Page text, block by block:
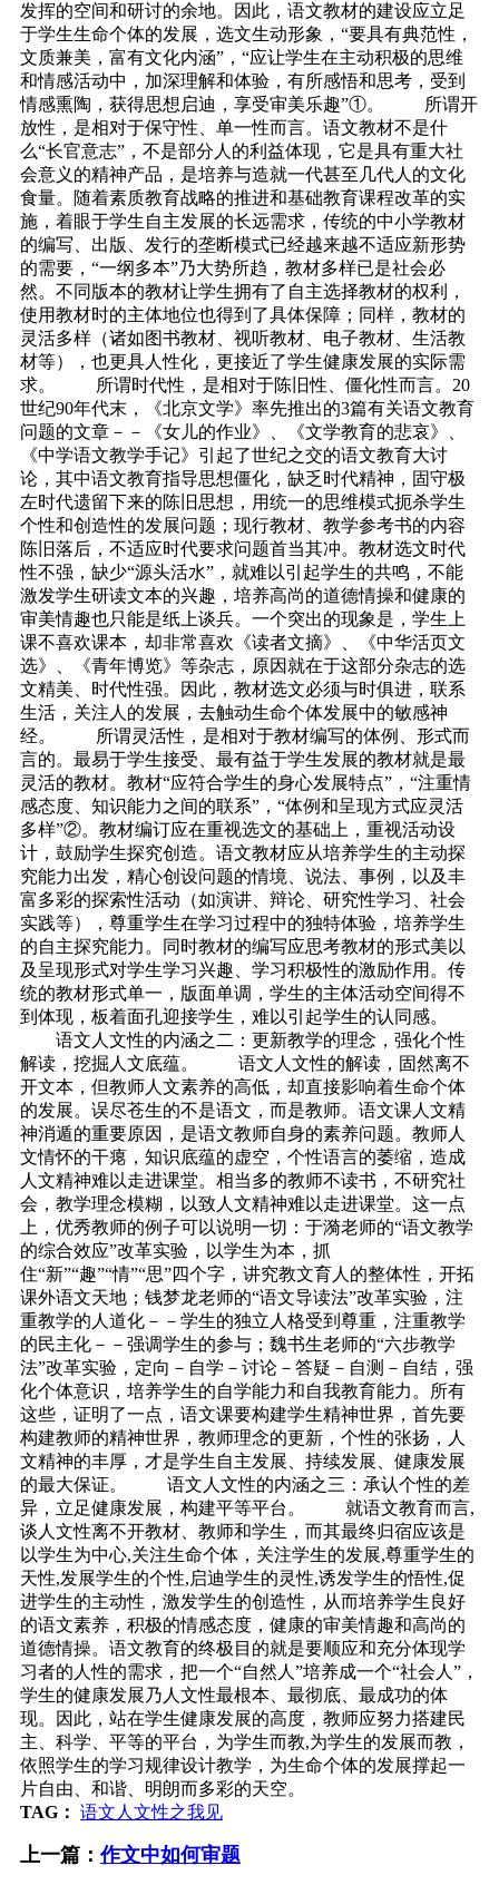
发挥的空间和研讨的余地。因此，语文教材的建设应立足
于学生生命个体的发展，选文生动形象，“要具有典范性，
文质兼美，富有文化内涵”，“应让学生在主动积极的思维
和情感活动中，加深理解和体验，有所感悟和思考，受到
情感熏陶，获得思想启迪，享受审美乐趣”①。 所谓开
放性，是相对于保守性、单一性而言。语文教材不是什
么“长官意志”，不是部分人的利益体现，它是具有重大社
会意义的精神产品，是培养与造就一代甚至几代人的文化
食量。随着素质教育战略的推进和基础教育课程改革的实
施，着眼于学生自主发展的长远需求，传统的中小学教材
的编写、出版、发行的垄断模式已经越来越不适应新形势
的需要，“一纲多本”乃大势所趋，教材多样已是社会必
然。不同版本的教材让学生拥有了自主选择教材的权利，
使用教材时的主体地位也得到了具体保障；同样，教材的
灵活多样（诸如图书教材、视听教材、电子教材、生活教
材等），也更具人性化，更接近了学生健康发展的实际需
求。 所谓时代性，是相对于陈旧性、僵化性而言。20
世纪90年代末，《北京文学》率先推出的3篇有关语文教育
问题的文章－－《女儿的作业》、《文学教育的悲哀》、
《中学语文教学手记》引起了世纪之交的语文教育大讨
论，其中语文教育指导思想僵化，缺乏时代精神，固守极
左时代遗留下来的陈旧思想，用统一的思维模式扼杀学生
个性和创造性的发展问题；现行教材、教学参考书的内容
陈旧落后，不适应时代要求问题首当其冲。教材选文时代
性不强，缺少“源头活水”，就难以引起学生的共鸣，不能
激发学生研读文本的兴趣，培养高尚的道德情操和健康的
审美情趣也只能是纸上谈兵。一个突出的现象是，学生上
课不喜欢课本，却非常喜欢《读者文摘》、《中华活页文
选》、《青年博览》等杂志，原因就在于这部分杂志的选
文精美、时代性强。因此，教材选文必须与时俱进，联系
生活，关注人的发展，去触动生命个体发展中的敏感神
经。 所谓灵活性，是相对于教材编写的体例、形式而
言的。最易于学生接受、最有益于学生发展的教材就是最
灵活的教材。教材“应符合学生的身心发展特点”，“注重情
感态度、知识能力之间的联系”，“体例和呈现方式应灵活
多样”②。教材编订应在重视选文的基础上，重视活动设
计，鼓励学生探究创造。语文教材应从培养学生的主动探
究能力出发，精心创设问题的情境、说法、事例，以及丰
富多彩的探索性活动（如演讲、辩论、研究性学习、社会
实践等），尊重学生在学习过程中的独特体验，培养学生
的自主探究能力。同时教材的编写应思考教材的形式美以
及呈现形式对学生学习兴趣、学习积极性的激励作用。传
统的教材形式单一，版面单调，学生的主体活动空间得不
到体现，板着面孔迎接学生，难以引起学生的认同感。
语文人文性的内涵之二：更新教学的理念，强化个性
解读，挖掘人文底蕴。 语文人文性的解读，固然离不
开文本，但教师人文素养的高低，却直接影响着生命个体
的发展。误尽苍生的不是语文，而是教师。语文课人文精
神消遁的重要原因，是语文教师自身的素养问题。教师人
文情怀的干瘪，知识底蕴的虚空，个性语言的萎缩，造成
人文精神难以走进课堂。相当多的教师不读书，不研究社
会，教学理念模糊，以致人文精神难以走进课堂。这一点
上，优秀教师的例子可以说明一切：于漪老师的“语文教学
的综合效应”改革实验，以学生为本，抓
住“新”“趣”“情”“思”四个字，讲究教文育人的整体性，开拓
课外语文天地；钱梦龙老师的“语文导读法”改革实验，注
重教学的人道化－－学生的独立人格受到尊重，注重教学
的民主化－－强调学生的参与；魏书生老师的“六步教学
法”改革实验，定向－自学－讨论－答疑－自测－自结，强
化个体意识，培养学生的自学能力和自我教育能力。所有
这些，证明了一点，语文课要构建学生精神世界，首先要
构建教师的精神世界，教师理念的更新，个性的张扬，人
文精神的丰厚，才是学生自主发展、持续发展、健康发展
的最大保证。 语文人文性的内涵之三：承认个性的差
异，立足健康发展，构建平等平台。 就语文教育而言,
谈人文性离不开教材、教师和学生，而其最终归宿应该是
以学生为中心,关注生命个体，关注学生的发展,尊重学生的
天性,发展学生的个性,启迪学生的灵性,诱发学生的悟性,促
进学生的主动性，激发学生的创造性，从而培养学生良好
的语文素养，积极的情感态度，健康的审美情趣和高尚的
道德情操。语文教育的终极目的就是要顺应和充分体现学
习者的人性的需求，把一个“自然人”培养成一个“社会人”，
学生的健康发展乃人文性最根本、最彻底、最成功的体
现。因此，站在学生健康发展的高度，教师应努力搭建民
主、科学、平等的平台，为学生而教,为学生的发展而教，
依照学生的学习规律设计教学，为生命个体的发展撑起一
片自由、和谐、明朗而多彩的天空。
TAG： 语文人文性之我见
上一篇：作文中如何审题